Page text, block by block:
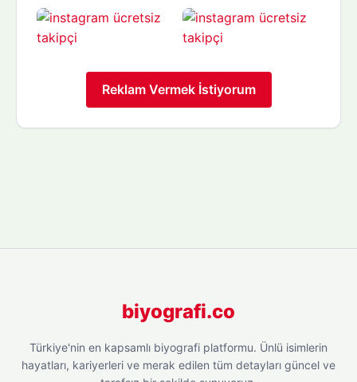
Reklam Vermek İstiyorum
biyografi.co
Türkiye'nin en kapsamlı biyografi platformu. Ünlü isimlerin
hayatları, kariyerleri ve merak edilen tüm detayları güncel ve